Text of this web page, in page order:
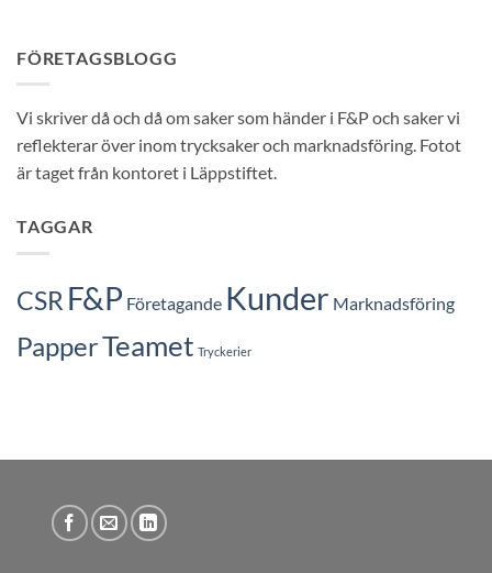
FÖRETAGSBLOGG
Vi skriver då och då om saker som händer i F&P och saker vi
reflekterar över inom trycksaker och marknadsföring. Fotot
är taget från kontoret i Läppstiftet.
TAGGAR
CSR F&P Företagande Kunder Marknadsföring
PapperTeamet Tryckerier